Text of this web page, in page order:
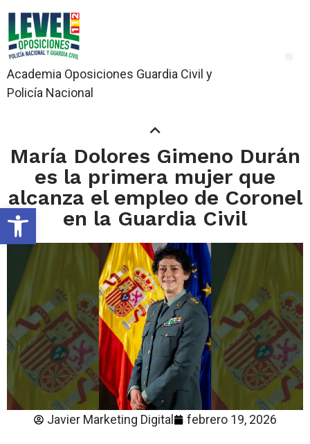
Abrir barra de herramientas
Academia Oposiciones Guardia Civil y
Policía Nacional
María Dolores Gimeno Durán
es la primera mujer que
alcanza el empleo de Coronel
en la Guardia Civil
Javier Marketing Digital febrero 19, 2026